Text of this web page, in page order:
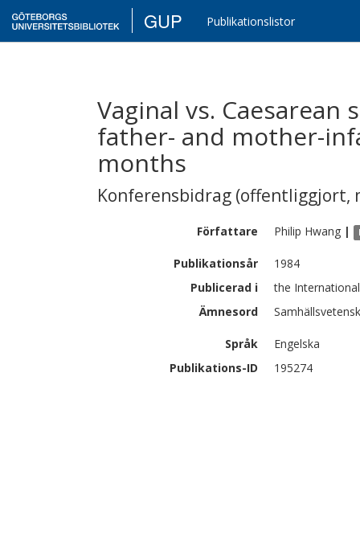
GUP Publikationslistor
Vaginal vs.
father- and mother-
months
Konferensbidrag (offentliggjort,
Författare Philip Hwang |
Publikationsår
1984
Publicerad i
the
Ämnesord
Språk
Engelska
Publikations-ID
195274